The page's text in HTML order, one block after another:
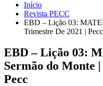
Início
Revista PECC
EBD – Lição 03:
Trimestre De 2021 | Pecc
EBD – Lição 03:
Sermão do Monte
Pecc